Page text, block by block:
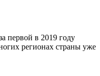
первой в 2019 году
регионах страны уже